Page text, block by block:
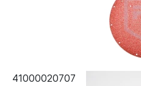
41000020707